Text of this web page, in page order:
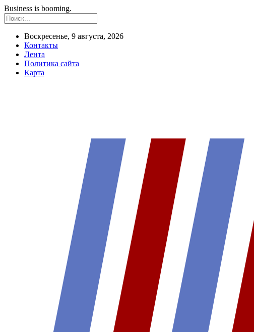
Business is booming.
Воскресенье, 9 августа, 2026
Контакты
Лента
Политика сайта
Карта